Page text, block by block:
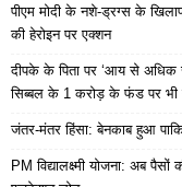
पीएम मोदी के नशे-ड्रग्स के
की हेरोइन पर एक्शन
दीपके के पिता पर ‘आय से अधिक
सिब्बल के 1 करोड़ के फंड पर भी
जंतर-मंतर हिंसा: बेनकाब हुआ
PM विद्यालक्ष्मी योजना: अब